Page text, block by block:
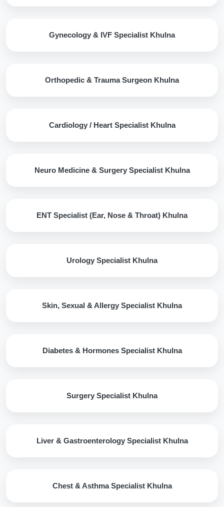
Gynecology & IVF Specialist Khulna
Orthopedic & Trauma Surgeon Khulna
Cardiology / Heart Specialist Khulna
Neuro Medicine & Surgery Specialist Khulna
ENT Specialist (Ear, Nose & Throat) Khulna
Urology Specialist Khulna
Skin, Sexual & Allergy Specialist Khulna
Diabetes & Hormones Specialist Khulna
Surgery Specialist Khulna
Liver & Gastroenterology Specialist Khulna
Chest & Asthma Specialist Khulna